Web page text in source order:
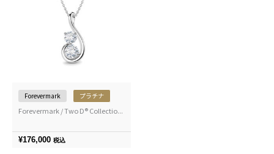
Forevermark プラチナ
Forevermark / Two D® Collectio...
¥176,000 税込